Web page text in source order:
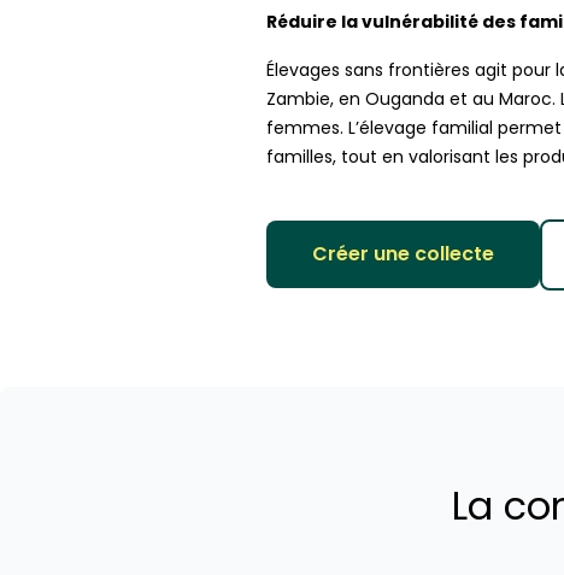
Réduire la vulnérabilité des
Élevages sans frontières agit pour
Zambie, en Ouganda et au
femmes. L’élevage familial
familles, tout en valorisant les
Créer une collecte
La